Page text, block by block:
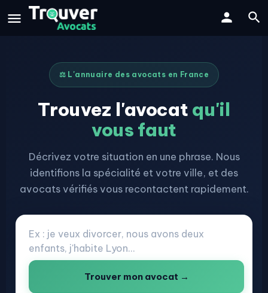
⚖️ L'annuaire des avocats en France
Trouvez l'avocat qu'il
vous faut
Décrivez votre situation en une phrase. Nous
identifions la spécialité et votre ville, et des
avocats vérifiés vous recontactent rapidement.
Trouver mon avocat →